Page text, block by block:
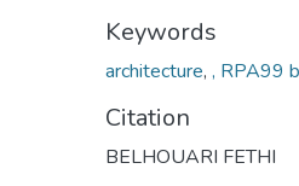
Keywords
architecture, , RPA99
Citation
BELHOUARI FETHI